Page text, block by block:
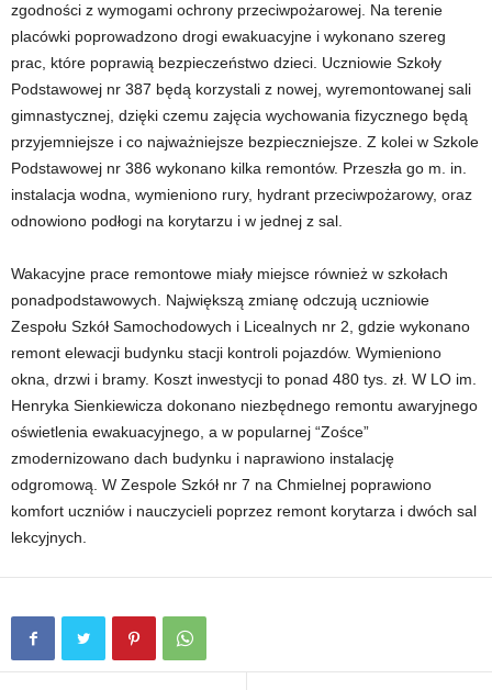
zgodności z wymogami ochrony przeciwpożarowej. Na terenie
placówki poprowadzono drogi ewakuacyjne i wykonano szereg
prac, które poprawią bezpieczeństwo dzieci. Uczniowie Szkoły
Podstawowej nr 387 będą korzystali z nowej, wyremontowanej sali
gimnastycznej, dzięki czemu zajęcia wychowania fizycznego będą
przyjemniejsze i co najważniejsze bezpieczniejsze. Z kolei w Szkole
Podstawowej nr 386 wykonano kilka remontów. Przeszła go m. in.
instalacja wodna, wymieniono rury, hydrant przeciwpożarowy, oraz
odnowiono podłogi na korytarzu i w jednej z sal.
Wakacyjne prace remontowe miały miejsce również w szkołach
ponadpodstawowych. Największą zmianę odczują uczniowie
Zespołu Szkół Samochodowych i Licealnych nr 2, gdzie wykonano
remont elewacji budynku stacji kontroli pojazdów. Wymieniono
okna, drzwi i bramy. Koszt inwestycji to ponad 480 tys. zł. W LO im.
Henryka Sienkiewicza dokonano niezbędnego remontu awaryjnego
oświetlenia ewakuacyjnego, a w popularnej “Zośce”
zmodernizowano dach budynku i naprawiono instalację
odgromową. W Zespole Szkół nr 7 na Chmielnej poprawiono
komfort uczniów i nauczycieli poprzez remont korytarza i dwóch sal
lekcyjnych.